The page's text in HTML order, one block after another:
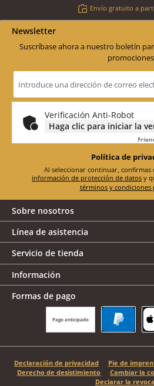
Envío gratuito a
Newsletter
Suscríbase ahora a nuestro boletín
de
correo
electrónico
Verificación Anti-Robot
Haga clic para iniciar la
Política de
información de protección de datos
términos y condiciones
Sobre nosotros
Línea de asistencia
Servicio de tienda
Información
Formas de pago
Pago anticipado
Declaración de privacidad Pie de
Derecho de desistimiento
Cambiar la
Declarar la